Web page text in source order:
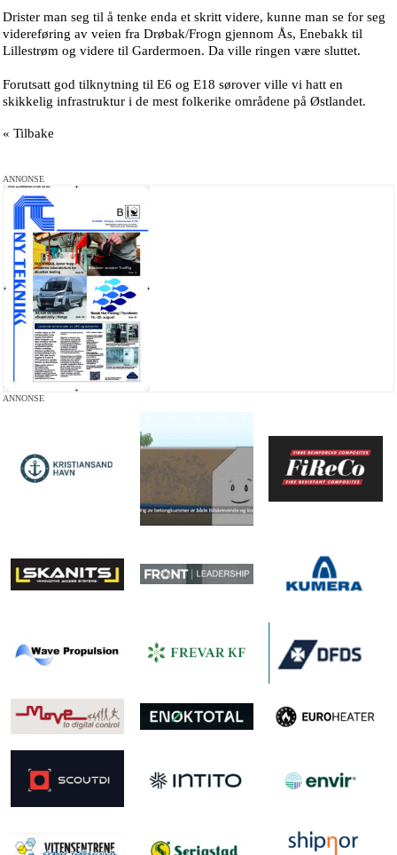
Drister man seg til å tenke enda et skritt videre, kunne man se for seg
videreføring av veien fra Drøbak/Frogn gjennom Ås, Enebakk til
Lillestrøm og videre til Gardermoen. Da ville ringen være sluttet.
Forutsatt god tilknytning til E6 og E18 sørover ville vi hatt en
skikkelig infrastruktur i de mest folkerike områdene på Østlandet.
« Tilbake
ANNONSE
ANNONSE